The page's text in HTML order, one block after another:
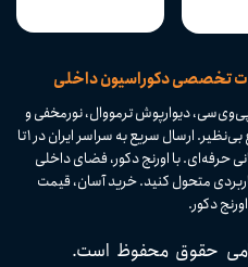
تخصصی دکوراسیون داخلی
دیوارپوش ترمووال، نورمخفی و
ابزارهای دکوراسیون داخلی با کیفیت بالا و تنوع بی‌نظیر. ارسال سریع به سراسر ایران در ۱ تا
حرفه‌ای. با اورنج دکور، فضای داخلی
متحول کنید. خرید آسان، قیمت
دکور.​​​​​​​
حقوق محفوظ است.​​​​​​​